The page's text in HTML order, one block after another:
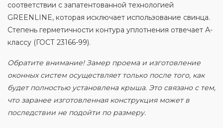
соответствии с запатентованной технологией
GREENLINE, которая исключает использование свинца.
Степень герметичности контура уплотнения отвечает А-
классу (ГОСТ 23166-99).
Обратите внимание! Замер проема и изготовление
оконных систем осуществляет только после того, как
будет полностью установлена крыша. Это связано с тем,
что заранее изготовленная конструкция может в
последствии не подойти по размеру.